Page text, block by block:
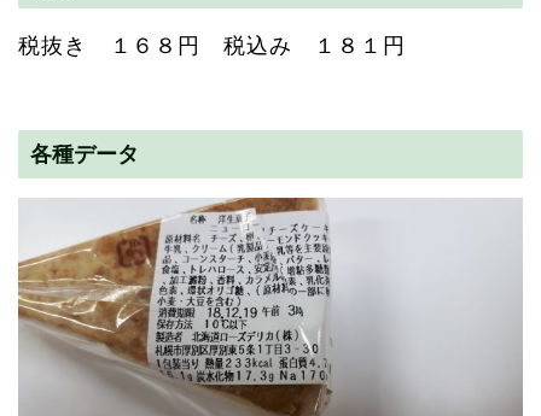
税抜き １６８円 税込み １８１円
各種データ